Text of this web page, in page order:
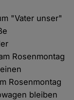
"Vater unser"
Rosenmontag
Rosenmontag
bleiben